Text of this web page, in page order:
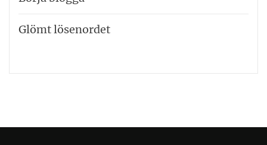
Glömt lösenordet